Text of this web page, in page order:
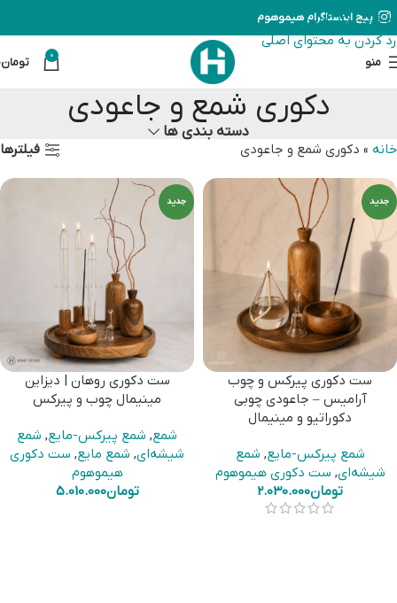
رد کردن به ناوبری
رد کردن به محتوای اصلی
پیج اینستاگرام هیموهوم
منو 0 تومان
دکوری شمع و جاعودی
دسته بندی ها
خانه » دکوری شمع و جاعودی فیلترها
جدید
ست دکوری پیرکس و چوب
آرامیس – جاعودی چوبی
دکوراتیو و مینیمال
شمع پیرکس-مایع, شمع
شیشه‌ای, ست دکوری هیموهوم
تومان2.030.000
جدید
ست دکوری روهان | دیزاین
مینیمال چوب و پیرکس
شمع, شمع پیرکس-مایع, شمع
شیشه‌ای, شمع مایع, ست دکوری
هیموهوم
تومان5.010.000